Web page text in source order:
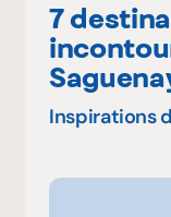
7
Inspirations